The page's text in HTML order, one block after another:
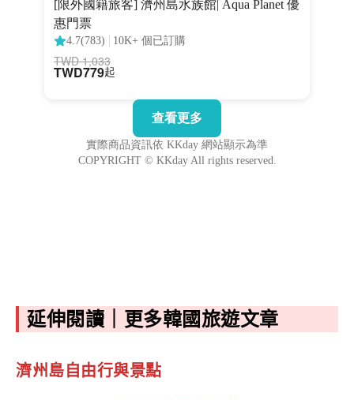
延伸閱讀｜更多韓國旅遊文章
濟州島自由行與景點